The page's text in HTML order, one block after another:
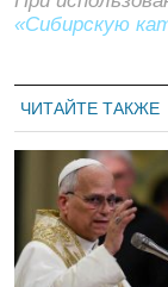
«Сибирскую
ЧИТАЙТЕ ТАКЖЕ